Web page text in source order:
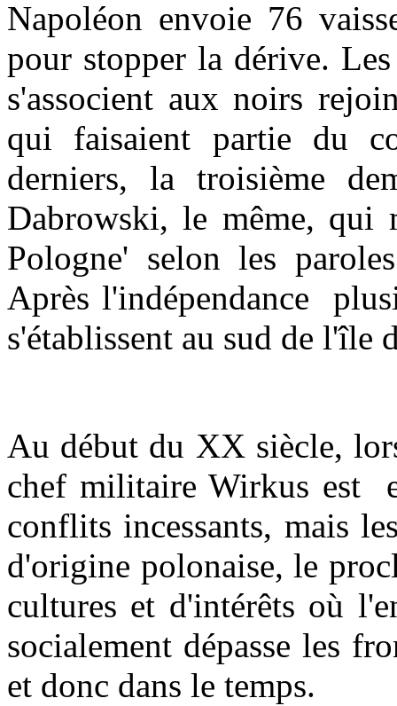
Napoléon envoie 76
pour stopper la dérive.
s'associent aux noirs
qui faisaient partie du
derniers, la troisième
Dabrowski, le même, qui
Pologne' selon les
Après l'indépendance
s'établissent au sud de l'île
Au début du XX siècle,
chef militaire Wirkus est
conflits incessants, mais
d'origine polonaise, le
cultures et d'intérêts où
socialement dépasse les
et donc dans le temps.